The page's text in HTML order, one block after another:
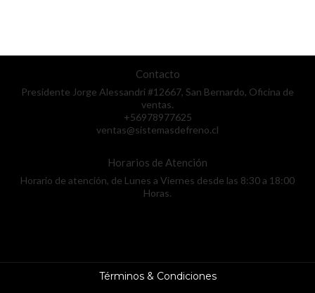
Contacto
Presidente Jorge Alessandri #12667, San Bernardo, Oficina de
ventas.
+56978977625
ventas@sistemasdefreno.cl
Horarios de Atención
Horario de atención, de Lunes a Viernes desde las 8:30 a 18:00
Horas.
Términos & Condiciones